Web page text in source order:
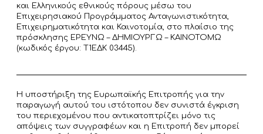
και Ελληνικούς εθνικούς πόρους μέσω του
Επιχειρησιακού Προγράμματος Ανταγωνιστικότητα,
Επιχειρηματικότητα και Καινοτομία, στο πλαίσιο της
πρόσκλησης ΕΡΕΥΝΩ – ΔΗΜΙΟΥΡΓΩ – ΚΑΙΝΟΤΟΜΩ
(κωδικός έργου: T1ΕΔΚ 03445).
Η υποστήριξη της Ευρωπαϊκής Επιτροπής για την
παραγωγή αυτού του ιστότοπου δεν συνιστά έγκριση
του περιεχομένου που αντικατοπτρίζει μόνο τις
απόψεις των συγγραφέων και η Επιτροπή δεν μπορεί